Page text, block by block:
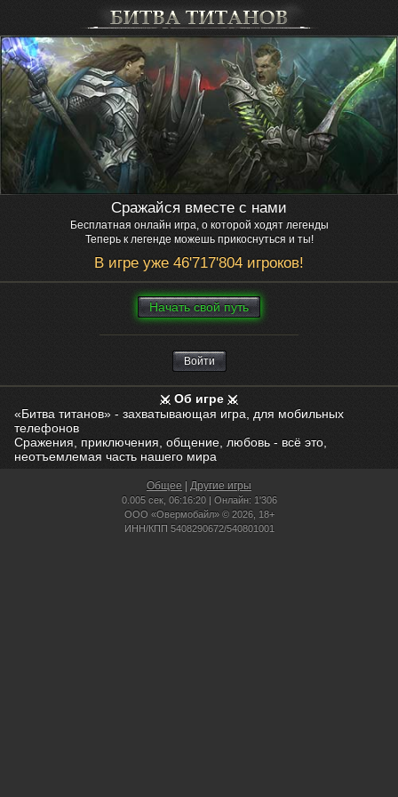
Сражайся вместе с нами
Бесплатная онлайн игра, о которой ходят легенды
Теперь к легенде можешь прикоснуться и ты!
В игре уже 46'717'804 игроков!
Нaчaть свой путь
Войти
Об игре
«Битва титанов» - захватывающая игра, для мобильных
телефонов
Сражения, приключения, общение, любовь - всё это,
неотъемлемая часть нашего мира
Общее Другие игры
0.005 сек, 06:16:20 | Онлайн: 1'306
ООО «Овермобайл» © 2026, 18+
ИНН/КПП 5408290672/540801001